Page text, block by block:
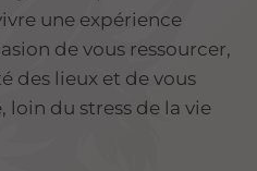
une expérience
de vous ressourcer,
des lieux et de vous
loin du stress de la vie